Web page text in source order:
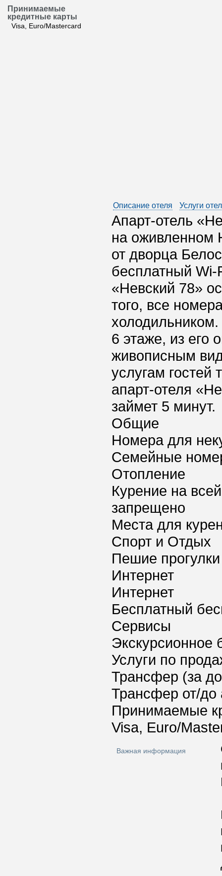
Принимаемые
кредитные карты
Visa, Euro/Mastercard
Описание отеля Услуги
Апарт-отель
на оживленном
от дворца
бесплатный Wi-
«Невский 78»
того, все
6 этаже, из его
живописным
услугам гостей
апарт-отеля
займет 5 минут.
Общие
Номера для
Семейные
Отопление
Курение на
запрещено
Места для
Спорт и Отдых
Пешие прогулки
Интернет
Интернет
Бесплатный
Сервисы
Экскурсионное
Услуги по
Трансфер (за
Трансфер от/до
Принимаемые
Visa, Euro/
Важная информация